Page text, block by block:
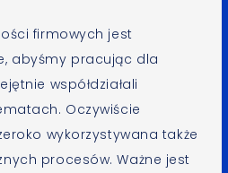
firmowych jest
abyśmy pracując dla
współdziałali
Oczywiście
wykorzystywana także
procesów. Ważne jest